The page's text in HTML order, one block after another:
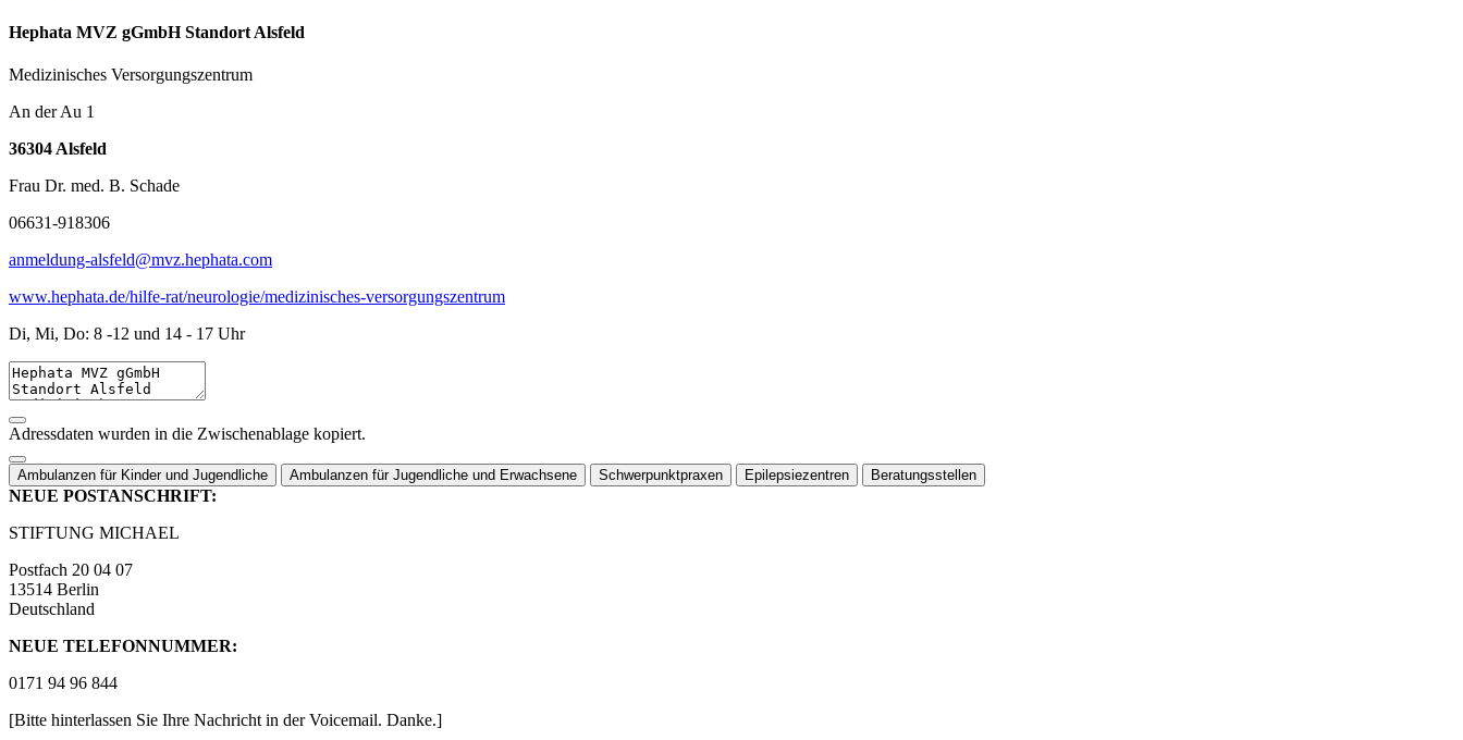
Hephata MVZ gGmbH Standort Alsfeld
Medizinisches Versorgungszentrum
An der Au 1
36304 Alsfeld
Frau Dr. med. B. Schade
06631-918306
anmeldung-alsfeld@mvz.hephata.com
www.hephata.de/hilfe-rat/neurologie/medizinisches-versorgungszentrum
Di, Mi, Do: 8 -12 und 14 - 17 Uhr
Adressdaten wurden in die Zwischenablage kopiert.
Ambulanzen für Kinder und Jugendliche Ambulanzen für Jugendliche und Erwachsene Schwerpunktpraxen Epilepsiezentren Beratungsstellen
NEUE POSTANSCHRIFT:
STIFTUNG MICHAEL
Postfach 20 04 07
13514 Berlin
Deutschland
NEUE TELEFONNUMMER:
0171 94 96 844
[Bitte hinterlassen Sie Ihre Nachricht in der Voicemail. Danke.]